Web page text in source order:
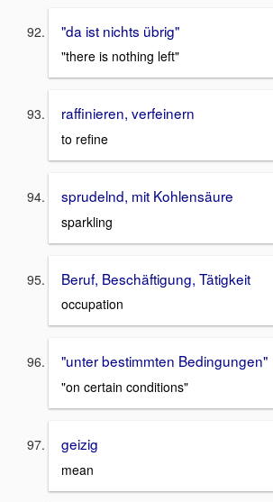
"da ist nichts übrig"
"there is nothing left"
raffinieren, verfeinern
to refine
sprudelnd, mit Kohlensäure
sparkling
Beruf, Beschäftigung, Tätigkeit
occupation
"unter bestimmten Bedingungen"
"on certain conditions"
geizig
mean